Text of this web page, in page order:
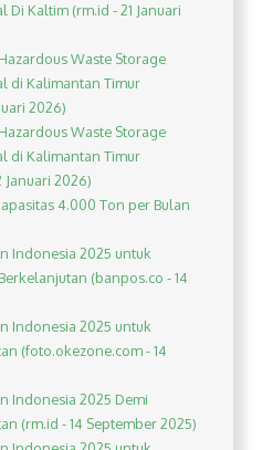
Kaltim (rm.id - 21 Januari
Waste Storage
di Kalimantan Timur
2026)
Waste Storage
di Kalimantan Timur
Januari 2026)
4.000 Ton per Bulan
Indonesia 2025 untuk
(banpos.co - 14
Indonesia 2025 untuk
(foto.okezone.com - 14
Indonesia 2025 Demi
(rm.id - 14 September 2025)